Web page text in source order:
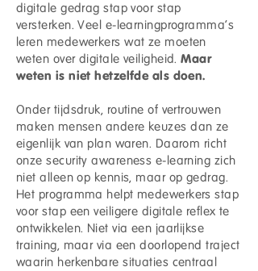
digitale gedrag stap voor stap
versterken. Veel e-learningprogramma’s
leren medewerkers wat ze moeten
weten over digitale veiligheid.Maar
weten is niet hetzelfde als doen.
Onder tijdsdruk, routine of vertrouwen
maken mensen andere keuzes dan ze
eigenlijk van plan waren. Daarom richt
onze security awareness e-learning zich
niet alleen op kennis, maar op gedrag.
Het programma helpt medewerkers stap
voor stap een veiligere digitale reflex te
ontwikkelen. Niet via een jaarlijkse
training, maar via een doorlopend traject
waarin herkenbare situaties centraal